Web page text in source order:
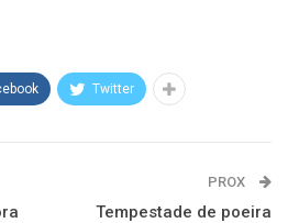
Twitter
PROX
Tempestade de poeira